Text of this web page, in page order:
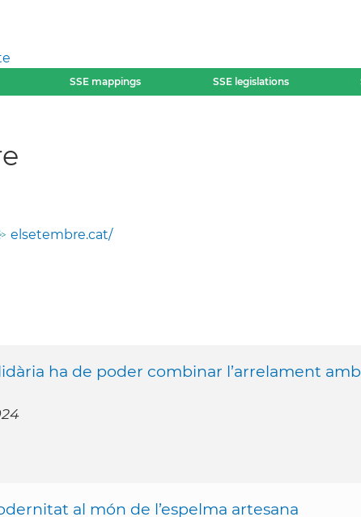
SSE mappings SSE legislations
elsetembre.cat/
ha de poder combinar l’arrelament amb
al món de l’espelma artesana